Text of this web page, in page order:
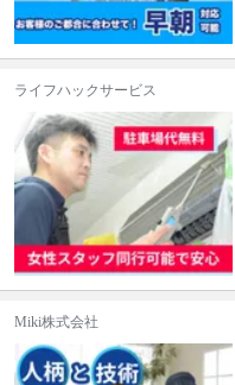
ライフハックサービス
Miki株式会社